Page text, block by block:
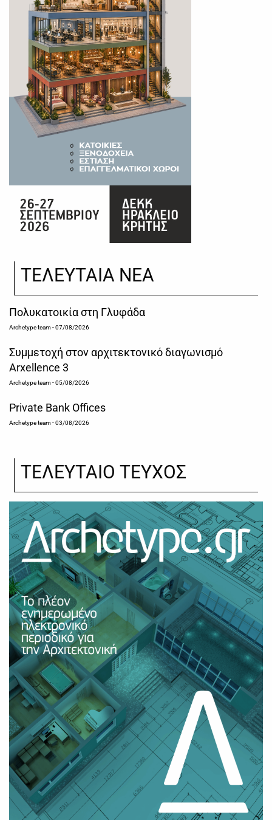
ΤΕΛΕΥΤΑΙΑ ΝΕΑ
Πολυκατοικία στη Γλυφάδα
Archetype team- 07/08/2026
Συμμετοχή στον αρχιτεκτονικό διαγωνισμό
Arxellence 3
Archetype team- 05/08/2026
Private Bank Offices
Archetype team- 03/08/2026
ΤΕΛΕΥΤΑΙΟ ΤΕΥΧΟΣ